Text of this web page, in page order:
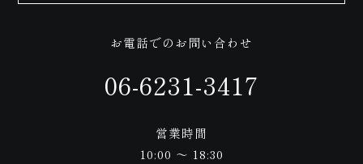
わせ
お電話でのお問い合わせ
06-6231-3417
営業時間
10:00 ～ 18:30